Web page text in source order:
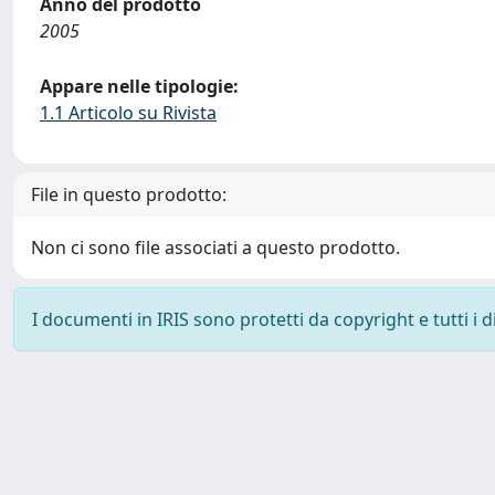
2005
Appare nelle tipologie:
1.1 Articolo su Rivista
File in questo prodotto:
Non ci sono file associati a questo prodotto.
I documenti in IRIS sono protetti da copyright e tutti i